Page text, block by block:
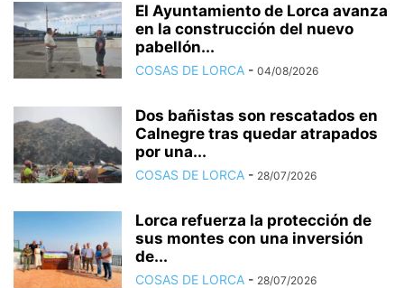
El Ayuntamiento de Lorca avanza
en la construcción del nuevo
pabellón...
COSAS DE LORCA - 04/08/2026
Dos bañistas son rescatados en
Calnegre tras quedar atrapados
por una...
COSAS DE LORCA - 28/07/2026
Lorca refuerza la protección de
sus montes con una inversión
de...
COSAS DE LORCA - 28/07/2026